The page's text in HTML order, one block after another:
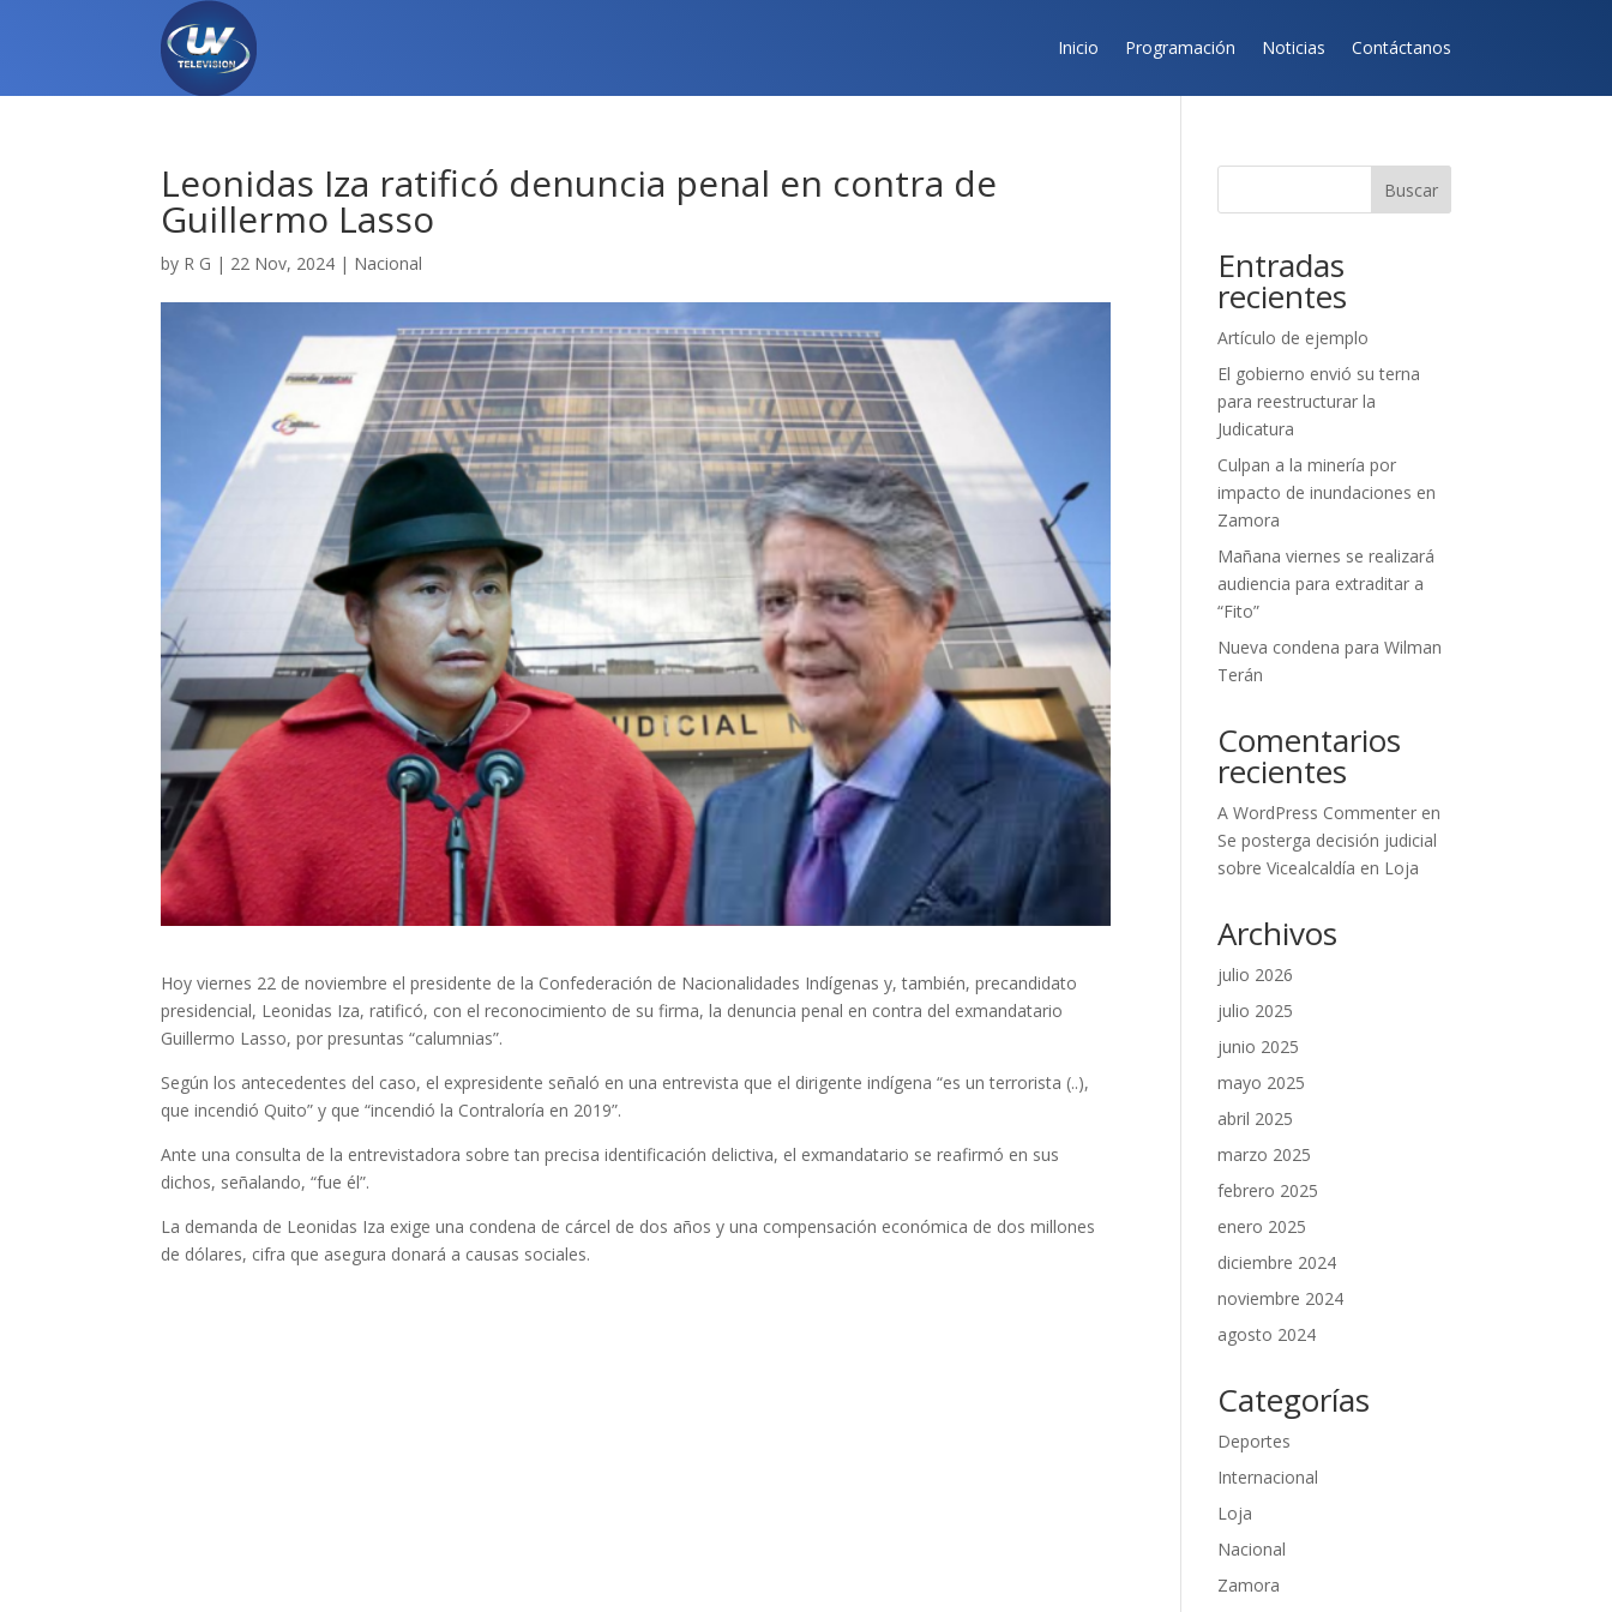
Inicio Programación Noticias Contáctanos
Leonidas Iza ratificó denuncia penal en contra de
Guillermo Lasso
by R G | 22 Nov, 2024 | Nacional
Hoy viernes 22 de noviembre el presidente de la Confederación de Nacionalidades Indígenas y, también, precandidato
presidencial, Leonidas Iza, ratificó, con el reconocimiento de su firma, la denuncia penal en contra del exmandatario
Guillermo Lasso, por presuntas “calumnias”.
Según los antecedentes del caso, el expresidente señaló en una entrevista que el dirigente indígena “es un terrorista (..),
que incendió Quito” y que “incendió la Contraloría en 2019”.
Ante una consulta de la entrevistadora sobre tan precisa identificación delictiva, el exmandatario se reafirmó en sus
dichos, señalando, “fue él”.
La demanda de Leonidas Iza exige una condena de cárcel de dos años y una compensación económica de dos millones
de dólares, cifra que asegura donará a causas sociales.
Buscar
Entradas
recientes
Artículo de ejemplo
El gobierno envió su terna
para reestructurar la
Judicatura
Culpan a la minería por
impacto de inundaciones en
Zamora
Mañana viernes se realizará
audiencia para extraditar a
“Fito”
Nueva condena para Wilman
Terán
Comentarios
recientes
A WordPress Commenter en
Se posterga decisión judicial
sobre Vicealcaldía en Loja
Archivos
julio 2026
julio 2025
junio 2025
mayo 2025
abril 2025
marzo 2025
febrero 2025
enero 2025
diciembre 2024
noviembre 2024
agosto 2024
Categorías
Deportes
Internacional
Loja
Nacional
Zamora